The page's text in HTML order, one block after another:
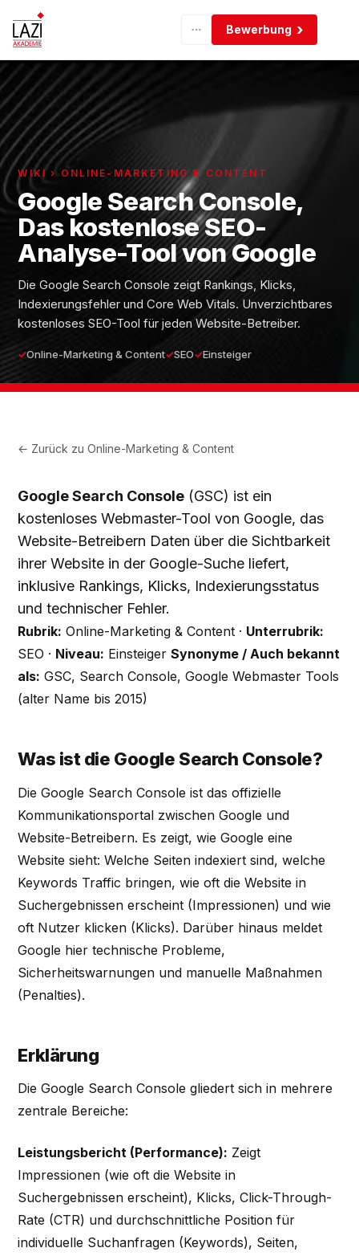
Bewerbung
WIKI › ONLINE-MARKETING & CONTENT
Google Search Console,
Das kostenlose SEO-
Analyse-Tool von Google
Die Google Search Console zeigt Rankings, Klicks,
Indexierungsfehler und Core Web Vitals. Unverzichtbares
kostenloses SEO-Tool für jeden Website-Betreiber.
Online-Marketing & Content SEO Einsteiger
← Zurück zuOnline-Marketing & Content
Google Search Console (GSC) ist ein
kostenloses Webmaster-Tool von Google, das
Website-Betreibern Daten über die Sichtbarkeit
ihrer Website in der Google-Suche liefert,
inklusive Rankings, Klicks, Indexierungsstatus
und technischer Fehler.
Rubrik: Online-Marketing & Content · Unterrubrik:
SEO · Niveau: EinsteigerSynonyme / Auch bekannt
als: GSC, Search Console, Google Webmaster Tools
(alter Name bis 2015)
Was ist die Google Search Console?
Die Google Search Console ist das offizielle
Kommunikationsportal zwischen Google und
Website-Betreibern. Es zeigt, wie Google eine
Website sieht: Welche Seiten indexiert sind, welche
Keywords Traffic bringen, wie oft die Website in
Suchergebnissen erscheint (Impressionen) und wie
oft Nutzer klicken (Klicks). Darüber hinaus meldet
Google hier technische Probleme,
Sicherheitswarnungen und manuelle Maßnahmen
(Penalties).
Erklärung
Die Google Search Console gliedert sich in mehrere
zentrale Bereiche:
Leistungsbericht (Performance): Zeigt
Impressionen (wie oft die Website in
Suchergebnissen erscheint), Klicks, Click-Through-
Rate (CTR) und durchschnittliche Position für
individuelle Suchanfragen (Keywords), Seiten,